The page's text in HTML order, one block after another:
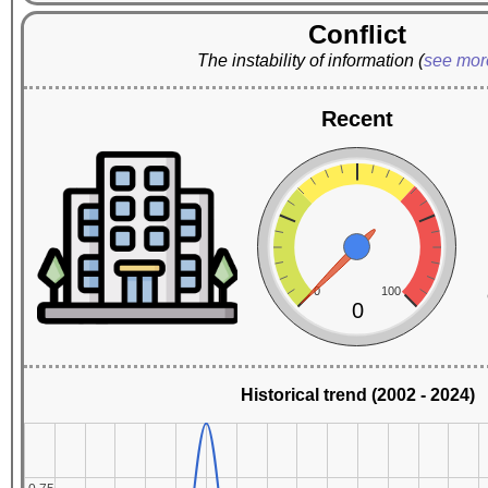
Conflict
The instability of information (see
Recent
0 100
0
Historical trend (2002 - 2024)